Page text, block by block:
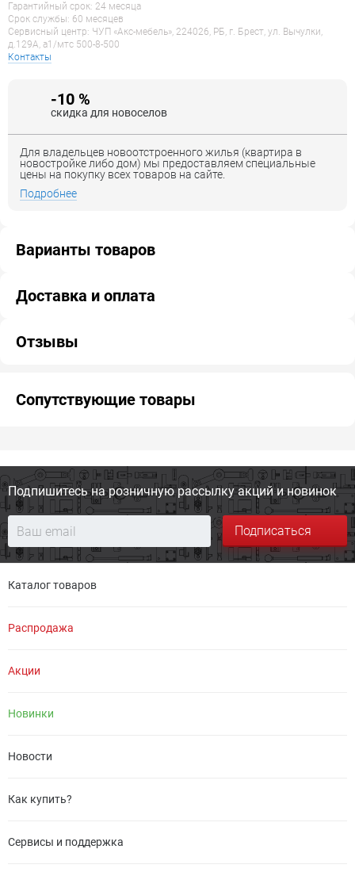
Гарантийный срок: 24 месяца
Срок службы: 60 месяцев
Сервисный центр: ЧУП «Акс-мебель», 224026, РБ, г. Брест, ул. Вычулки,
д.129А, a1/мтс 500-8-500
Контакты
-10 %
скидка для новоселов
Для владельцев новоотстроенного жилья (квартира в
новостройке либо дом) мы предоставляем специальные
цены на покупку всех товаров на сайте.
Подробнее
Варианты товаров
Доставка и оплата
Отзывы
Сопутствующие товары
Подпишитесь на розничную рассылку акций и новинок
Подписаться
Каталог товаров
Распродажа
Акции
Новинки
Новости
Как купить?
Сервисы и поддержка